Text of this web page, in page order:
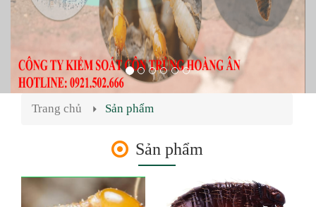
Trang chủ Sản phẩm
Sản phẩm